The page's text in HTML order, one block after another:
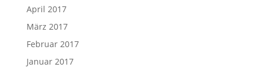
April 2017
März 2017
Februar 2017
Januar 2017